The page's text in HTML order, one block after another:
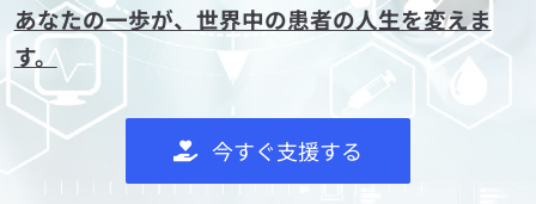
あなたの一歩が、世界中の患者の人生を変えま
す。
今すぐ支援する